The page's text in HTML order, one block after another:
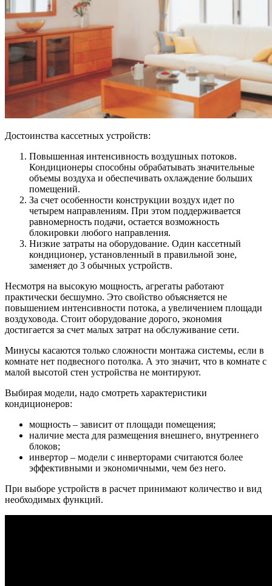
Достоинства кассетных устройств:
Повышенная интенсивность воздушных потоков.
Кондиционеры способны обрабатывать значительные
объемы воздуха и обеспечивать охлаждение больших
помещений.
За счет особенности конструкции воздух идет по
четырем направлениям. При этом поддерживается
равномерность подачи, остается возможность
блокировки любого направления.
Низкие затраты на оборудование. Один кассетный
кондиционер, установленный в правильной зоне,
заменяет до 3 обычных устройств.
Несмотря на высокую мощность, агрегаты работают
практически бесшумно. Это свойство объясняется не
повышением интенсивности потока, а увеличением площади
воздуховода. Стоит оборудование дорого, экономия
достигается за счет малых затрат на обслуживание сети.
Минусы касаются только сложности монтажа системы, если в
комнате нет подвесного потолка. А это значит, что в комнате с
малой высотой стен устройства не монтируют.
Выбирая модели, надо смотреть характеристики
кондиционеров:
мощность – зависит от площади помещения;
наличие места для размещения внешнего, внутреннего
блоков;
инвертор – модели с инверторами считаются более
эффективными и экономичными, чем без него.
При выборе устройств в расчет принимают количество и вид
необходимых функций.